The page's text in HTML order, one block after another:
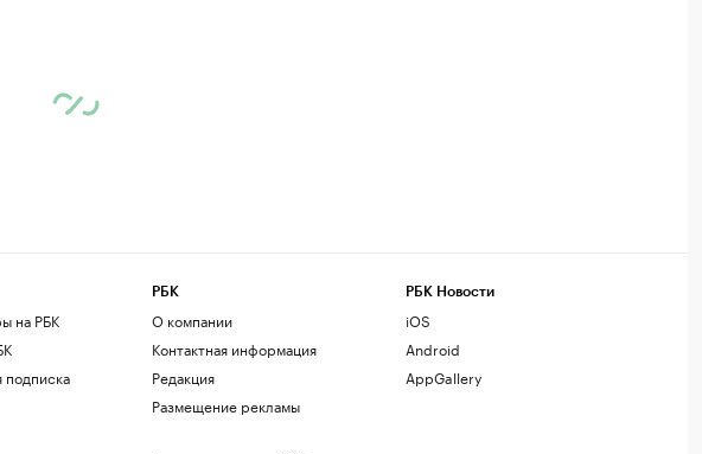
на РБК
подписка
РБК
О компании
Контактная информация
Редакция
Размещение рекламы
РБК Новости
iOS
Android
AppGallery